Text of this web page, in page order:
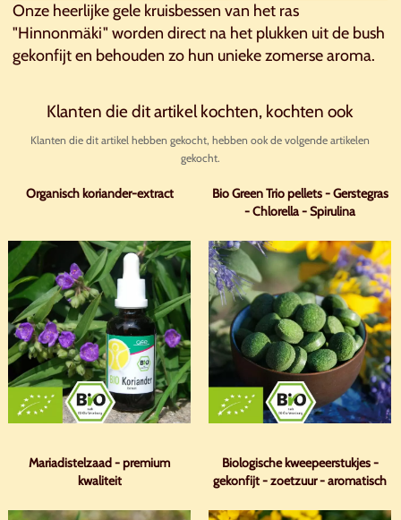
Onze heerlijke gele kruisbessen van het ras
"Hinnonmäki" worden direct na het plukken uit de bush
gekonfijt en behouden zo hun unieke zomerse aroma.
Klanten die dit artikel kochten, kochten ook
Klanten die dit artikel hebben gekocht, hebben ook de volgende artikelen
gekocht.
Organisch koriander-extract
Bio Green Trio pellets - Gerstegras
- Chlorella - Spirulina
Mariadistelzaad - premium
kwaliteit
Biologische kweepeerstukjes -
gekonfijt - zoetzuur - aromatisch